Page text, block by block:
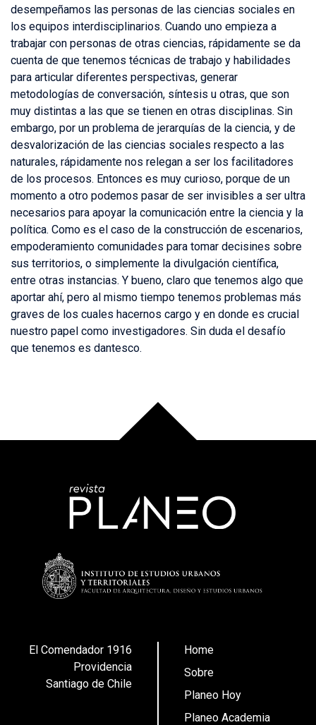
desempeñamos las personas de las ciencias sociales en
los equipos interdisciplinarios. Cuando uno empieza a
trabajar con personas de otras ciencias, rápidamente se da
cuenta de que tenemos técnicas de trabajo y habilidades
para articular diferentes perspectivas, generar
metodologías de conversación, síntesis u otras, que son
muy distintas a las que se tienen en otras disciplinas. Sin
embargo, por un problema de jerarquías de la ciencia, y de
desvalorización de las ciencias sociales respecto a las
naturales, rápidamente nos relegan a ser los facilitadores
de los procesos. Entonces es muy curioso, porque de un
momento a otro podemos pasar de ser invisibles a ser ultra
necesarios para apoyar la comunicación entre la ciencia y la
política. Como es el caso de la construcción de escenarios,
empoderamiento comunidades para tomar decisines sobre
sus territorios, o simplemente la divulgación científica,
entre otras instancias. Y bueno, claro que tenemos algo que
aportar ahí, pero al mismo tiempo tenemos problemas más
graves de los cuales hacernos cargo y en donde es crucial
nuestro papel como investigadores. Sin duda el desafío
que tenemos es dantesco.
El Comendador 1916
Providencia
Santiago de Chile
Home
Sobre
Planeo Hoy
Planeo Academia